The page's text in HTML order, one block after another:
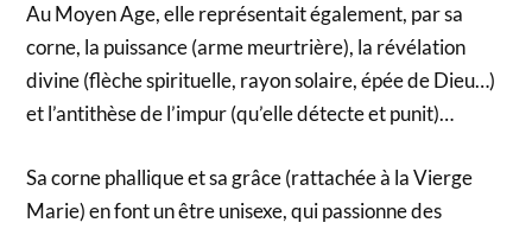
Au Moyen Age, elle représentait également, par sa
corne, la puissance (arme meurtrière), la révélation
divine (flèche spirituelle, rayon solaire, épée de Dieu…)
et l’antithèse de l’impur (qu’elle détecte et punit)…
Sa corne phallique et sa grâce (rattachée à la Vierge
Marie) en font un être unisexe, qui passionne des